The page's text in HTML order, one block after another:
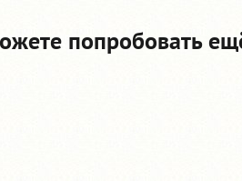
попробовать